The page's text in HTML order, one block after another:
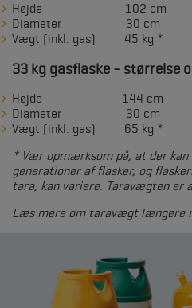
Højde 102 cm
Diameter 30 cm
Vægt (inkl. gas) 45 kg *
33 kg gasflaske - størrelse
Højde 144 cm
Diameter 30 cm
Vægt (inkl. gas) 65 kg *
* Vær opmærksom på, at der
generationer af flasker, og
tara, kan variere. Taravægten er
Læs mere om taravægt længere